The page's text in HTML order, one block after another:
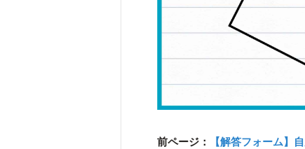
前ページ： 【解答フォーム】